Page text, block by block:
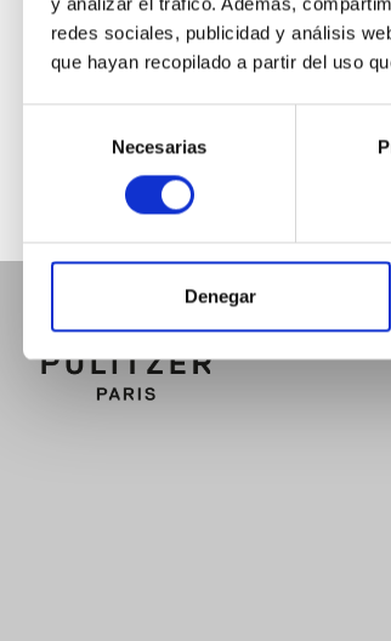
redes sociales, publicidad y análisis
que hayan recopilado a partir del uso
consentimiento
Necesarias
Denegar
Subscribirme a las